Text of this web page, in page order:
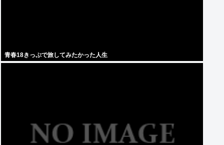
青春18きっぷで旅してみたかった人生